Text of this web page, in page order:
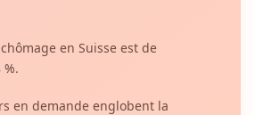
en Suisse est de
en demande englobent la